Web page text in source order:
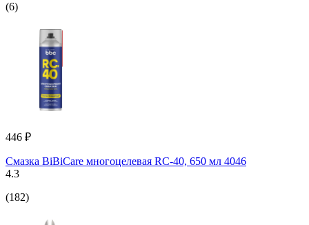
(6)
446 ₽
Смазка BiBiCare многоцелевая RC-40, 650 мл 4046
4.3
(182)